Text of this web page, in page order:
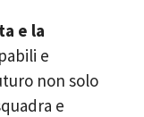
e la
e
non solo
e